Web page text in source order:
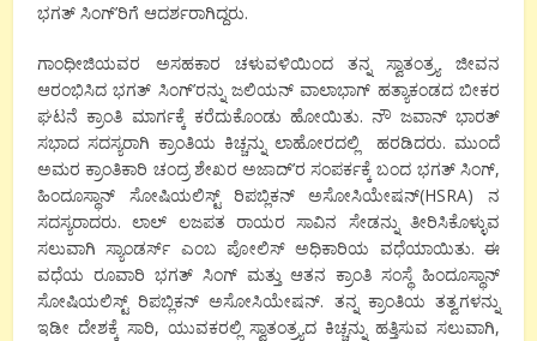
ಭಗತ್ ಸಿಂಗ್’ರಿಗೆ ಆದರ್ಶರಾಗಿದ್ದರು.
ಗಾಂಧೀಜಿಯವರ ಅಸಹಕಾರ ಚಳುವಳಿಯಿಂದ ತನ್ನ ಸ್ವಾತಂತ್ರ್ಯ ಜೀವನ
ಆರಂಭಿಸಿದ ಭಗತ್ ಸಿಂಗ್’ರನ್ನು ಜಲಿಯನ್ ವಾಲಾಭಾಗ್ ಹತ್ಯಾಕಂಡದ ಬೀಕರ
ಘಟನೆ ಕ್ರಾಂತಿ ಮಾರ್ಗಕ್ಕೆ ಕರೆದುಕೊಂಡು ಹೋಯಿತು. ನೌ ಜವಾನ್ ಭಾರತ್
ಸಭಾದ ಸದಸ್ಯರಾಗಿ ಕ್ರಾಂತಿಯ ಕಿಚ್ಚನ್ನು ಲಾಹೋರದಲ್ಲಿ ಹರಡಿದರು. ಮುಂದೆ
ಅಮರ ಕ್ರಾಂತಿಕಾರಿ ಚಂದ್ರ ಶೇಖರ ಅಜಾದ್’ರ ಸಂಪರ್ಕಕ್ಕೆ ಬಂದ ಭಗತ್ ಸಿಂಗ್,
ಹಿಂದೂಸ್ಥಾನ್ ಸೋಷಿಯಲಿಸ್ಟ್ ರಿಪಬ್ಲಿಕನ್ ಅಸೋಸಿಯೇಷನ್(HSRA) ನ
ಸದಸ್ಯರಾದರು. ಲಾಲ್ ಲಜಪತ ರಾಯರ ಸಾವಿನ ಸೇಡನ್ನು ತೀರಿಸಿಕೊಳ್ಳುವ
ಸಲುವಾಗಿ ಸ್ಯಾಂಡರ್ಸ್ ಎಂಬ ಪೋಲಿಸ್ ಅಧಿಕಾರಿಯ ವಧೆಯಾಯಿತು. ಈ
ವಧೆಯ ರೂವಾರಿ ಭಗತ್ ಸಿಂಗ್ ಮತ್ತು ಆತನ ಕ್ರಾಂತಿ ಸಂಸ್ಥೆ ಹಿಂದೂಸ್ಥಾನ್
ಸೋಷಿಯಲಿಸ್ಟ್ ರಿಪಬ್ಲಿಕನ್ ಅಸೋಸಿಯೇಷನ್. ತನ್ನ ಕ್ರಾಂತಿಯ ತತ್ವಗಳನ್ನು
ಇಡೀ ದೇಶಕ್ಕೆ ಸಾರಿ, ಯುವಕರಲ್ಲಿ ಸ್ವಾತಂತ್ರ್ಯದ ಕಿಚ್ಚನ್ನು ಹತ್ತಿಸುವ ಸಲುವಾಗಿ,